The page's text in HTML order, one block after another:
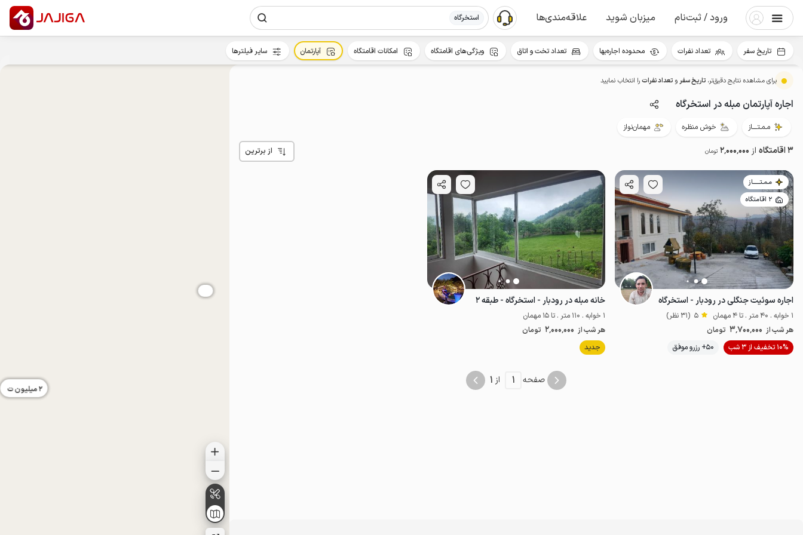
ورود / ثبت‌نام میزبان شوید علاقه‌مندی‌ها استخرگاه
2میلیون ت
برای مشاهده نتایج دقیق‌تر، تاریخ سفرو تعداد نفراترا انتخاب نمایید
اجاره آپارتمان مبله در استخرگاه
مـمـتــــاز خوش منظره مهمان‌نواز
3 اقامتگاه از 2٬000٬000 تومان از برترین
مـمـتــــــاز
2 اقامتگاه
اجاره سوئیت جنگلی در رودبار - استخرگاه
1 خوابه . 40 متر . تا 4 مهمان 5 (31 نظر)
هر شب از 3٬700٬000 تومان
10% تخفیف از 3 شب
50+ رزرو موفق خوش منظره
خانه مبله در رودبار - استخرگاه - طبقه ۲
1 خوابه . 110 متر . تا 15 مهمان
هر شب از 2٬000٬000 تومان
جدید
صفحه 1 از 1
تاریخ سفر تعداد نفرات محدوده اجاره‌بها تعداد تخت و اتاق ویژگی‌های اقامتگاه امکانات اقامتگاه آپارتمان سایر فیلترها